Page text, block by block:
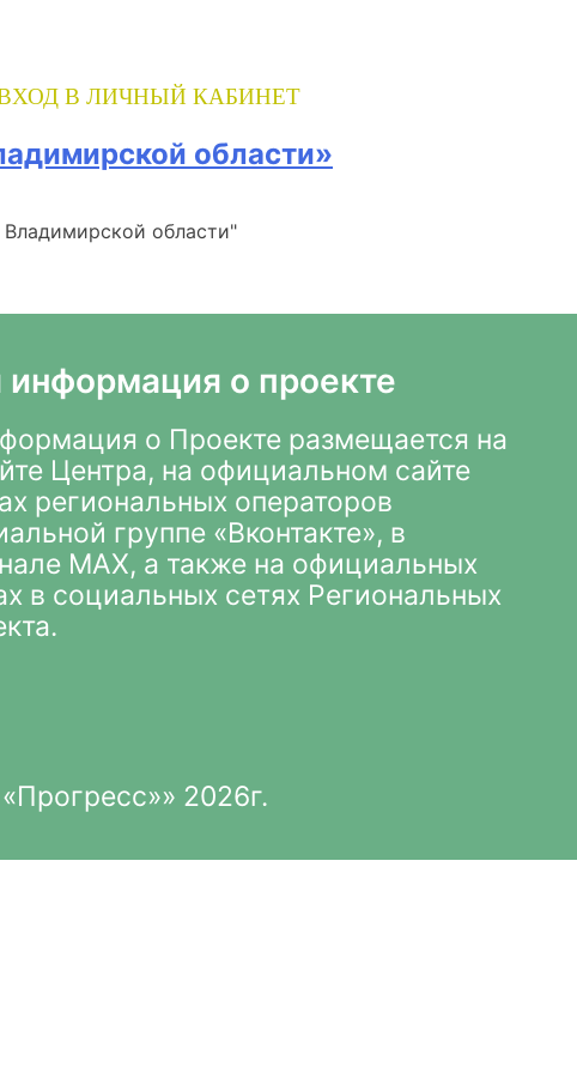
В ЛИЧНЫЙ КАБИНЕТ
области»
области"
о проекте
о Проекте размещается на
Центра, на официальном сайте
региональных операторов
группе «Вконтакте», в
MAX, а также на официальных
в социальных сетях Региональных
2026г.